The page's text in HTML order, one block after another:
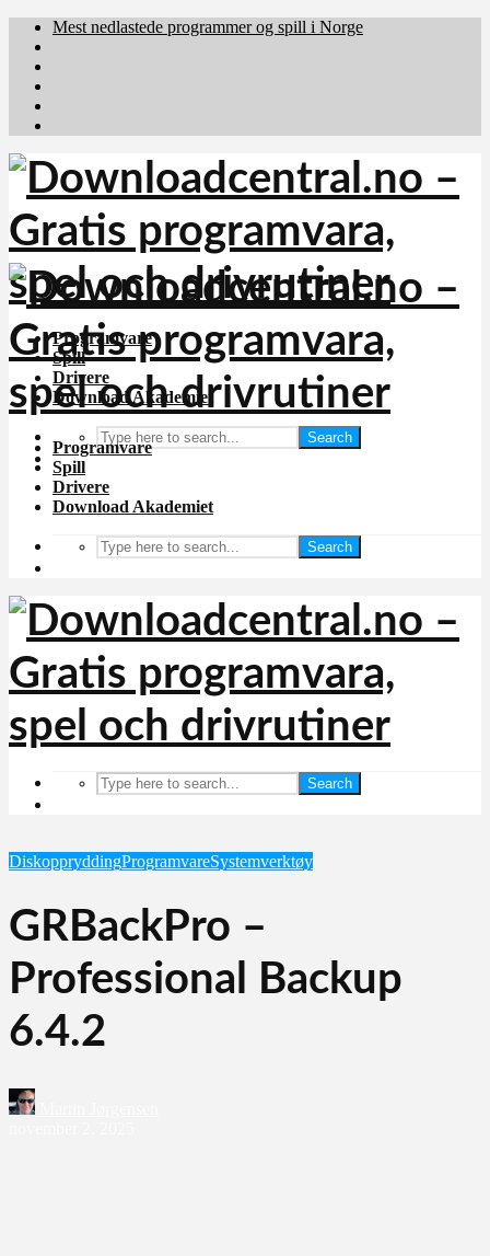
Mest nedlastede programmer og spill i Norge
Programvare
Spill
Drivere
Download Akademiet
Search
Programvare
Spill
Drivere
Download Akademiet
Search
Search
DiskoppryddingProgramvareSystemverktøy
GRBackPro –
Professional Backup
6.4.2